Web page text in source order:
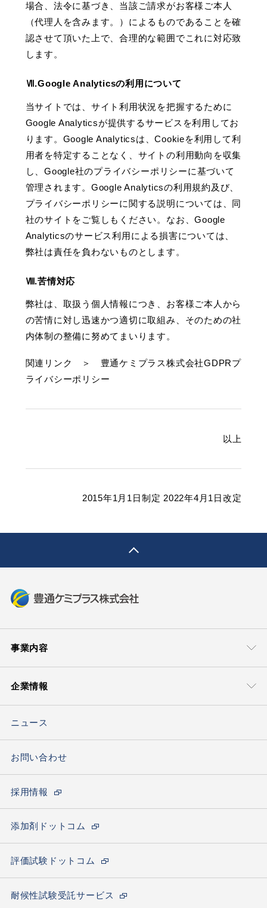
場合、法令に基づき、当該ご請求がお客様ご本人
（代理人を含みます。）によるものであることを確
認させて頂いた上で、合理的な範囲でこれに対応致
します。
Ⅶ.Google Analyticsの利用について
当サイトでは、サイト利用状況を把握するために
Google Analyticsが提供するサービスを利用してお
ります。Google Analyticsは、Cookieを利用して利
用者を特定することなく、サイトの利用動向を収集
し、Google社のプライバシーポリシーに基づいて
管理されます。Google Analyticsの利用規約及び、
プライバシーポリシーに関する説明については、同
社のサイトをご覧しもください。なお、Google
Analyticsのサービス利用による損害については、
弊社は責任を負わないものとします。
Ⅷ.苦情対応
弊社は、取扱う個人情報につき、お客様ご本人から
の苦情に対し迅速かつ適切に取組み、そのための社
内体制の整備に努めてまいります。
関連リンク ＞ 豊通ケミプラス株式会社GDPRプ
ライバシーポリシー
以上
2015年1月 1日制定 2022年4月1日改定
事業内容
ライフマテリアル
ケミカルソリューション本部
エレクトロニクス
技術ソリューション
企業情報
会社概要
カーボンニュートラルへの取り組み
拠点一覧(アクセス)
ニュース
お問い合わせ
採用情報
添加剤ドットコム
評価試験ドットコム
耐候性試験受託サービス